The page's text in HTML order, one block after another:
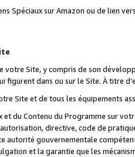
Spéciaux sur Amazon ou de lien
votre Site, y compris de son
figurent dans ou sur le Site. À titre
Site et de tous les équipements
et du Contenu du Programme sur
directive, code de
autorité gouvernementale
et la garantie que les